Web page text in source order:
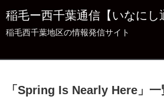
稲毛ー西千葉通信【いなにし
稲毛西千葉地区の情報発信サイト
「 Spring Is Nearly Here 」 一